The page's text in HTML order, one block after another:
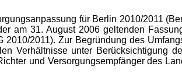
für Berlin 2010/2011
am 31. August 2006 geltenden
2011). Zur Begründung des
Verhältnisse unter Berücksichtigung
und Versorgungsempfänger des